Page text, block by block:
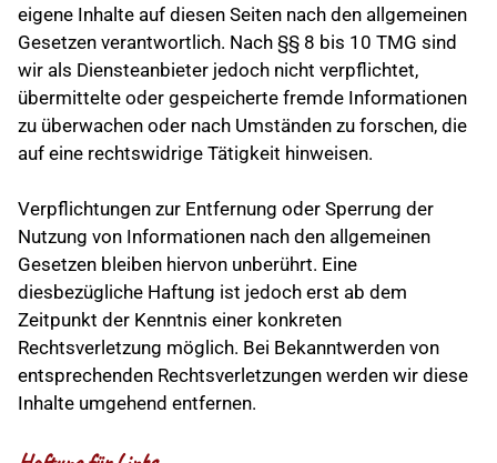
eigene Inhalte auf diesen Seiten nach den allgemeinen
Gesetzen verantwortlich. Nach §§ 8 bis 10 TMG sind
wir als Diensteanbieter jedoch nicht verpflichtet,
übermittelte oder gespeicherte fremde Informationen
zu überwachen oder nach Umständen zu forschen, die
auf eine rechtswidrige Tätigkeit hinweisen.
Verpflichtungen zur Entfernung oder Sperrung der
Nutzung von Informationen nach den allgemeinen
Gesetzen bleiben hiervon unberührt. Eine
diesbezügliche Haftung ist jedoch erst ab dem
Zeitpunkt der Kenntnis einer konkreten
Rechtsverletzung möglich. Bei Bekanntwerden von
entsprechenden Rechtsverletzungen werden wir diese
Inhalte umgehend entfernen.